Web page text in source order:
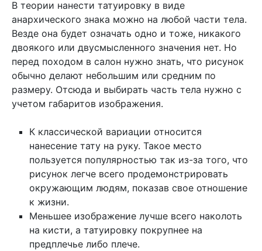
В теории нанести татуировку в виде
анархического знака можно на любой части тела.
Везде она будет означать одно и тоже, никакого
двоякого или двусмысленного значения нет. Но
перед походом в салон нужно знать, что рисунок
обычно делают небольшим или средним по
размеру. Отсюда и выбирать часть тела нужно с
учетом габаритов изображения.
К классической вариации относится
нанесение тату на руку. Такое место
пользуется популярностью так из-за того, что
рисунок легче всего продемонстрировать
окружающим людям, показав свое отношение
к жизни.
Меньшее изображение лучше всего наколоть
на кисти, а татуировку покрупнее на
предплечье либо плече.